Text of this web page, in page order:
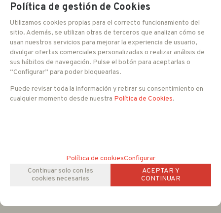
Política de gestión de Cookies
Utilizamos cookies propias para el correcto funcionamiento del
sitio. Además, se utilizan otras de terceros que analizan cómo se
usan nuestros servicios para mejorar la experiencia de usuario,
divulgar ofertas comerciales personalizadas o realizar análisis de
sus hábitos de navegación. Pulse el botón para aceptarlas o
“Configurar” para poder bloquearlas.
Puede revisar toda la información y retirar su consentimiento en
cualquier momento desde nuestra Política de Cookies.
Política de cookiesConfigurar
Continuar solo con las
cookies necesarias
ACEPTAR Y
CONTINUAR